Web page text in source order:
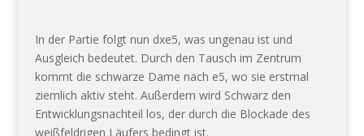
In der Partie folgt nun dxe5, was ungenau ist und
Ausgleich bedeutet. Durch den Tausch im Zentrum
kommt die schwarze Dame nach e5, wo sie erstmal
ziemlich aktiv steht. Außerdem wird Schwarz den
Entwicklungsnachteil los, der durch die Blockade des
weißfeldrigen Läufers bedingt ist.